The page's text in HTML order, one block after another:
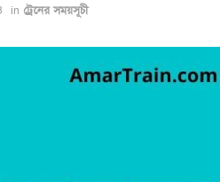
in ট্রেনের সময়সূচী